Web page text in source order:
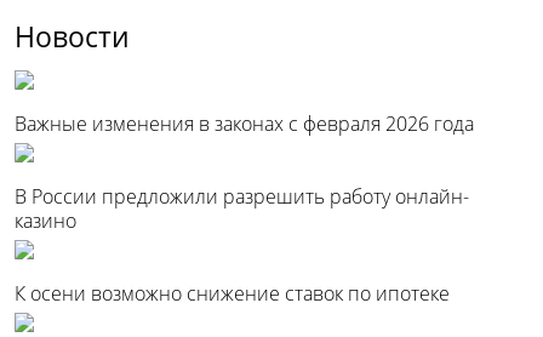
Новости
Важные изменения в законах с февраля 2026 года
В России предложили разрешить работу онлайн-
казино
К осени возможно снижение ставок по ипотеке